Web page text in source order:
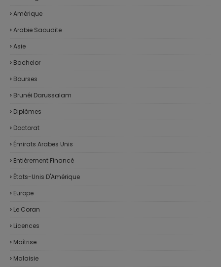
Amérique
Arabie Saoudite
Asie
Bachelor
Bourses
Brunéi Darussalam
Diplômes
Doctorat
Émirats Arabes Unis
Entièrement Financé
États-Unis D'Amérique
Europe
Le Coran
Licences
Maîtrise
Malaisie